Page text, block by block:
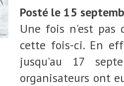
Posté le 15
Une fois n'est pas
cette fois-ci. En
jusqu'au 17
organisateurs ont